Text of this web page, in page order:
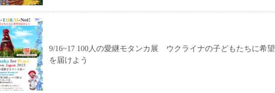
9/16~17 100人の愛継モタンカ展 ウクライナの子どもたちに希望
を届けよう